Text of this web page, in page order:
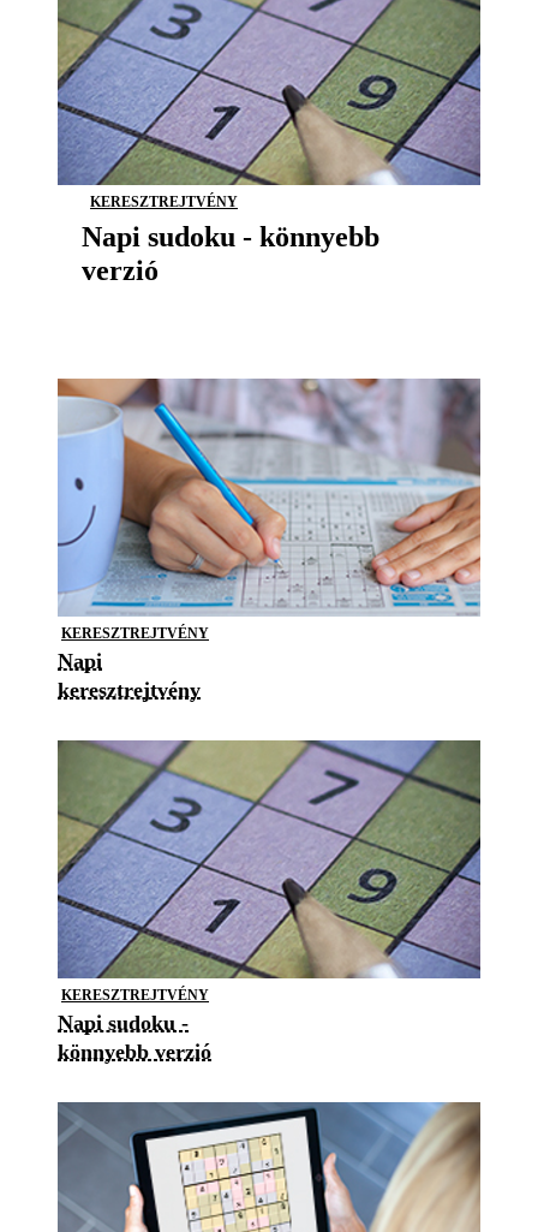
KERESZTREJTVÉNY
Napi sudoku - könnyebb
verzió
KERESZTREJTVÉNY
Napi
keresztrejtvény
KERESZTREJTVÉNY
Napi sudoku -
könnyebb verzió